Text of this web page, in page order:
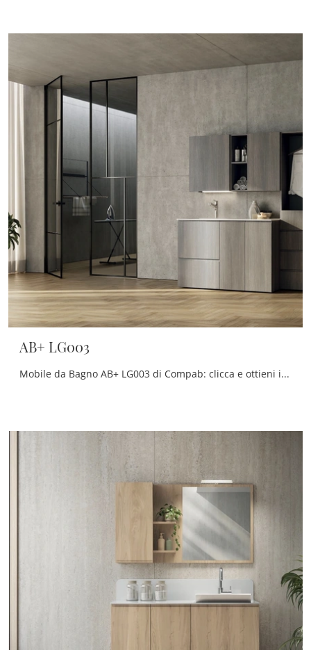
AB+ LG003
Mobile da Bagno AB+ LG003 di Compab: clicca e ottieni informazioni su mobili bagno per lavanderia in melaminico e elementi accessori del marchio.